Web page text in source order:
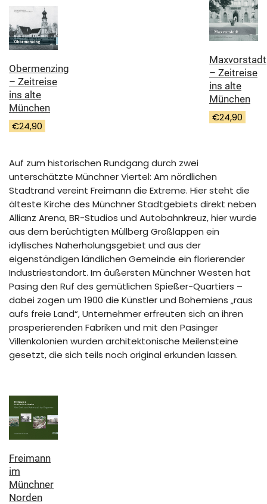
Maxvorstadt
– Zeitreise
ins alte
München
€24,90
Obermenzing
– Zeitreise
ins alte
München
€24,90
Auf zum historischen Rundgang durch zwei
unterschätzte Münchner Viertel: Am nördlichen
Stadtrand vereint Freimann die Extreme. Hier steht die
älteste Kirche des Münchner Stadtgebiets direkt neben
Allianz Arena, BR-Studios und Autobahnkreuz, hier wurde
aus dem berüchtigten Müllberg Großlappen ein
idyllisches Naherholungsgebiet und aus der
eigenständigen ländlichen Gemeinde ein florierender
Industriestandort. Im äußersten Münchner Westen hat
Pasing den Ruf des gemütlichen Spießer-Quartiers –
dabei zogen um 1900 die Künstler und Bohemiens „raus
aufs freie Land“, Unternehmer erfreuten sich an ihren
prosperierenden Fabriken und mit den Pasinger
Villenkolonien wurden architektonische Meilensteine
gesetzt, die sich teils noch original erkunden lassen.
Freimann
im
Münchner
Norden